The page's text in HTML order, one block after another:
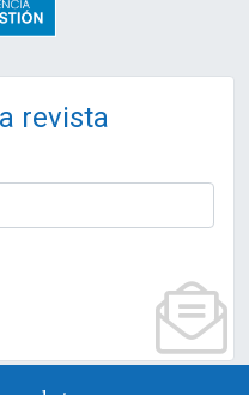
revista